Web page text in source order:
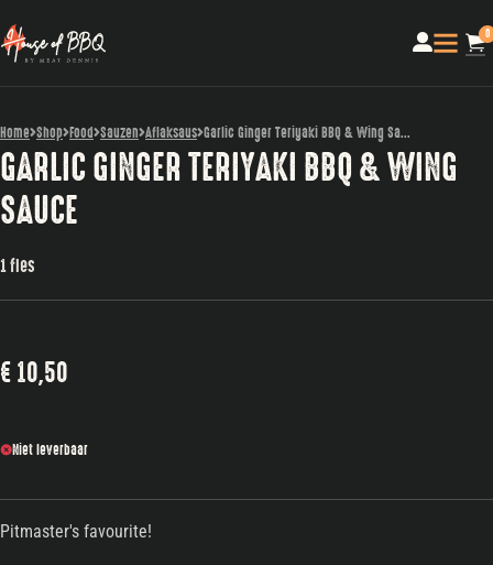
0
Home Shop Food Sauzen Aflaksaus Garlic Ginger Teriyaki BBQ & Wing Sa...
GARLIC GINGER TERIYAKI BBQ & WING
SAUCE
1 fles
€ 10,50
Niet leverbaar
Pitmaster's favourite!